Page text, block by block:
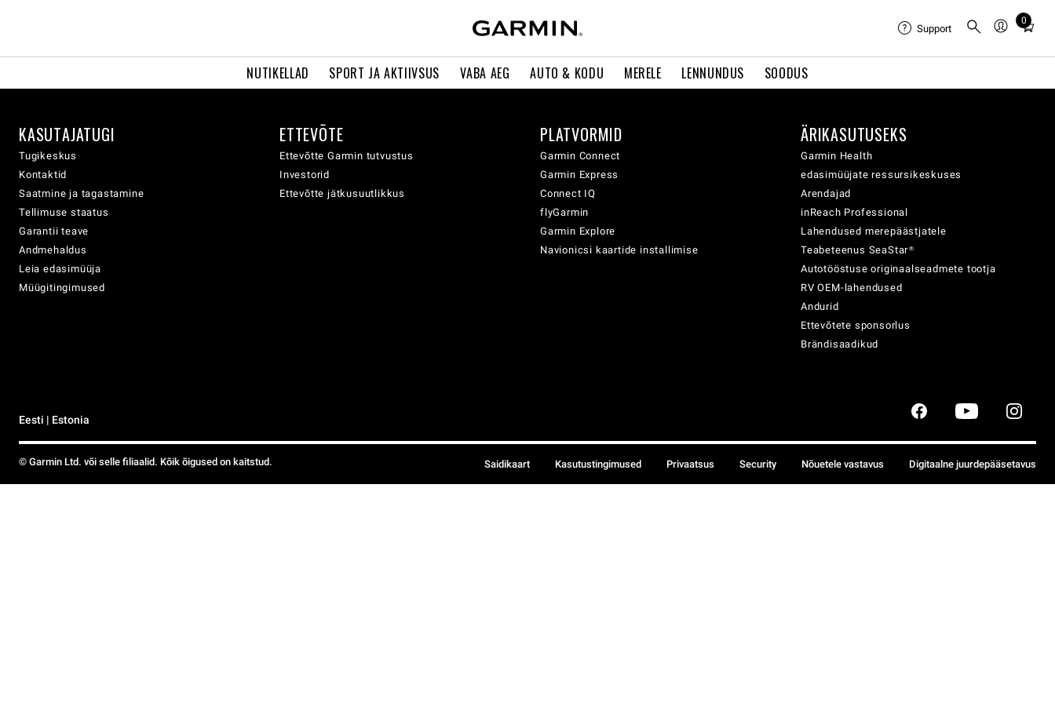
NUTIKELLAD SPORT JA AKTIIVSUS VABA AEG AUTO & KODU MERELE LENNUNDUS SOODUS
Support
0
Total
cart:
KASUTAJATUGI
Tugikeskus
Kontaktid
Saatmine ja tagastamine
Tellimuse staatus
Garantii teave
Andmehaldus
Leia edasimüüja
Müügitingimused
ETTEVÕTE
Ettevõtte Garmin tutvustus
Investorid
Ettevõtte jätkusuutlikkus
PLATVORMID
Garmin Connect
Garmin Express
Connect IQ
flyGarmin
Garmin Explore
Navionicsi kaartide installimise
ÄRIKASUTUSEKS
Garmin Health
edasimüüjate ressursikeskuses
Arendajad
inReach Professional
Lahendused merepäästjatele
Teabeteenus SeaStar®
Autotööstuse originaalseadmete tootja
RV OEM-lahendused
Andurid
Ettevõtete sponsorlus
Brändisaadikud
Eesti | Estonia
© Garmin Ltd. või selle filiaalid. Kõik õigused on kaitstud. Saidikaart Kasutustingimused Privaatsus Security Nõuetele vastavus Digitaalne juurdepääsetavus